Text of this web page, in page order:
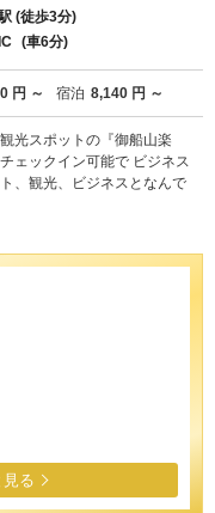
(徒歩3分)
(車6分)
円 ～ 宿泊 8,140 円 ～
光スポットの『御船山楽
ェックイン可能で ビジネス
、観光、ビジネスとなんで
る